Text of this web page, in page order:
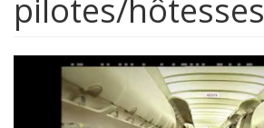
pilotes/hôtesses